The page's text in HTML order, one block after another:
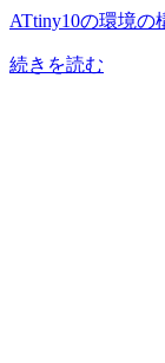
ATtiny10の環境の
続きを読む